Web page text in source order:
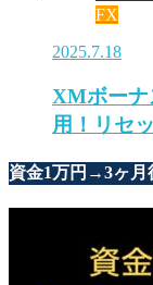
FX
2025.7.18
XMボーナ
用！リセ
資金1万円→3ヶ月